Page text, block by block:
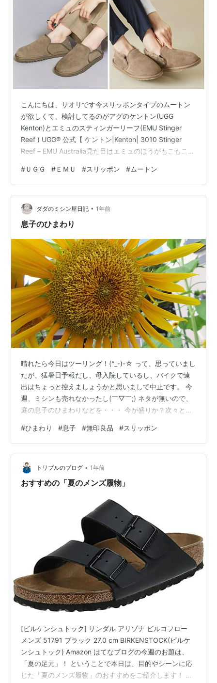
こんにちは、サオリです今スリッポンタイプのムートン
が欲しくて、検討してるのがアグのケントン(UGG
Kenton)とエミュのスティンガーリーフ(EMU Stinger
Reef ) UGG® 公式【 ケントン|Kenton| 3010 Stinger
Reef – EMU Australia見た目はエミュのほうがもこもこが
ね試着してみたら個体差結構すごいんだよ。 ＥＭＵは個
体差がすごいから選びにくい 最初に６サイズ(23cm)試着
したらサイドのゴムの端が足に当たってチクチク…(スト
ッキング履いて試着) 個体によって内側でゴムの端がチク
チク当たる…
#ＵＧＧ # ＥＭＵ #スリッポン #ムートン
ダダのミシン屋日記 • 1年前
息子のひまわり
晴れたら今日はツーリング！(^_-)-☆ って、思っていまし
たが、猛暑日予報だし、母入院しているし、バイクで遠
出はちょっと控えましょうかと思いまして中止です。 今
週、ミシンも売れなかったし(￣▽￣;) ネタが無いので、
庭の息子のひまわりなどを・・・ 今が盛りか？次々と花
丸く囲ったところに、息子一人で種を植えて咲かせてい
たのですが、今年は何故かかみさんが手伝って鉢で芽出
しをして間引きして苗にしてから・・・って言ってたの
に間引きしたのも全部庭中に植えてこんなことに成って
います(;^_^A 下草刈りをするのに邪魔！（笑） 草刈り機
#ひまわり #息子 #無印良品 #スリッポン
トリプルのブログ • 1年前
おすすめの「夏のメンズ履物」
[ビルケンシュトック] サンダル アリゾナ ビルコフロー
メンズ 51791 ブラック 27.0 cm BIRKENSTOCK(ビルケ
ンシュトック) Amazon はてなブログの今週のお題は、
「夏の足元」！ ということで本日は、目的やシーンに応
じた「夏のメンズ履物」のおすすめをご紹介します！ 🔹